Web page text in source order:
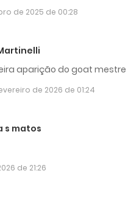
de 2025 de 00:28
aparição do goat mestre
de 2026 de 01:24
s matos
de 21:26